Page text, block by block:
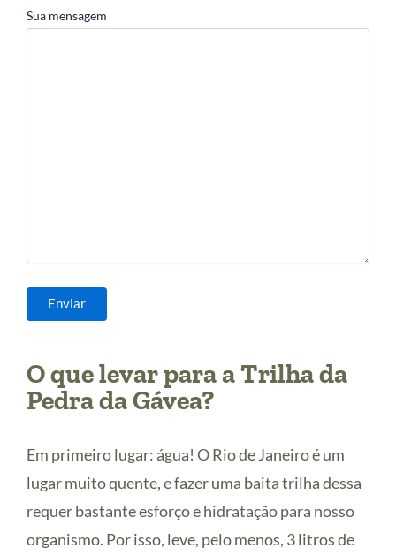
Sua mensagem
O que levar para a Trilha da
Pedra da Gávea?
Em primeiro lugar: água! O Rio de Janeiro é um
lugar muito quente, e fazer uma baita trilha dessa
requer bastante esforço e hidratação para nosso
organismo. Por isso, leve, pelo menos, 3 litros de